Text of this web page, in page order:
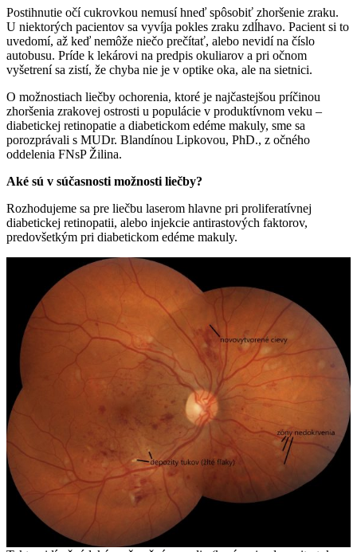
Postihnutie očí cukrovkou nemusí hneď spôsobiť zhoršenie zraku.
U niektorých pacientov sa vyvíja pokles zraku zdĺhavo. Pacient si to
uvedomí, až keď nemôže niečo prečítať, alebo nevidí na číslo
autobusu. Príde k lekárovi na predpis okuliarov a pri očnom
vyšetrení sa zistí, že chyba nie je v optike oka, ale na sietnici.
O možnostiach liečby ochorenia, ktoré je najčastejšou príčinou
zhoršenia zrakovej ostrosti u populácie v produktívnom veku –
diabetickej retinopatie a diabetickom edéme makuly, sme sa
porozprávali s MUDr. Blandínou Lipkovou, PhD., z očného
oddelenia FNsP Žilina.
Aké sú v súčasnosti možnosti liečby?
Rozhodujeme sa pre liečbu laserom hlavne pri proliferatívnej
diabetickej retinopatii, alebo injekcie antirastových faktorov,
predovšetkým pri diabetickom edéme makuly.